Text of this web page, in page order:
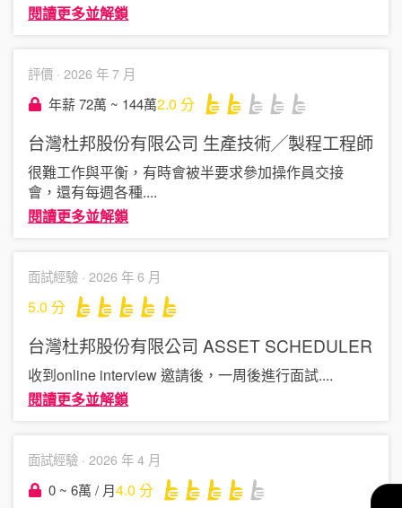
閱讀更多並解鎖
評價 · 2026 年 7 月
年薪 72萬 ~ 144萬2.0 分
台灣杜邦股份有限公司 生產技術╱製程工程師
很難工作與平衡，有時會被半要求參加操作員交接
會，還有每週各種....
閱讀更多並解鎖
面試經驗 · 2026 年 6 月
5.0 分
台灣杜邦股份有限公司 ASSET SCHEDULER
收到online interview 邀請後，一周後進行面試....
閱讀更多並解鎖
面試經驗 · 2026 年 4 月
0 ~ 6萬 / 月4.0 分